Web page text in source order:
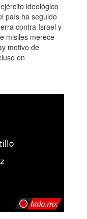
ideológico
país ha seguido
contra Israel y
misiles merece
motivo de
en